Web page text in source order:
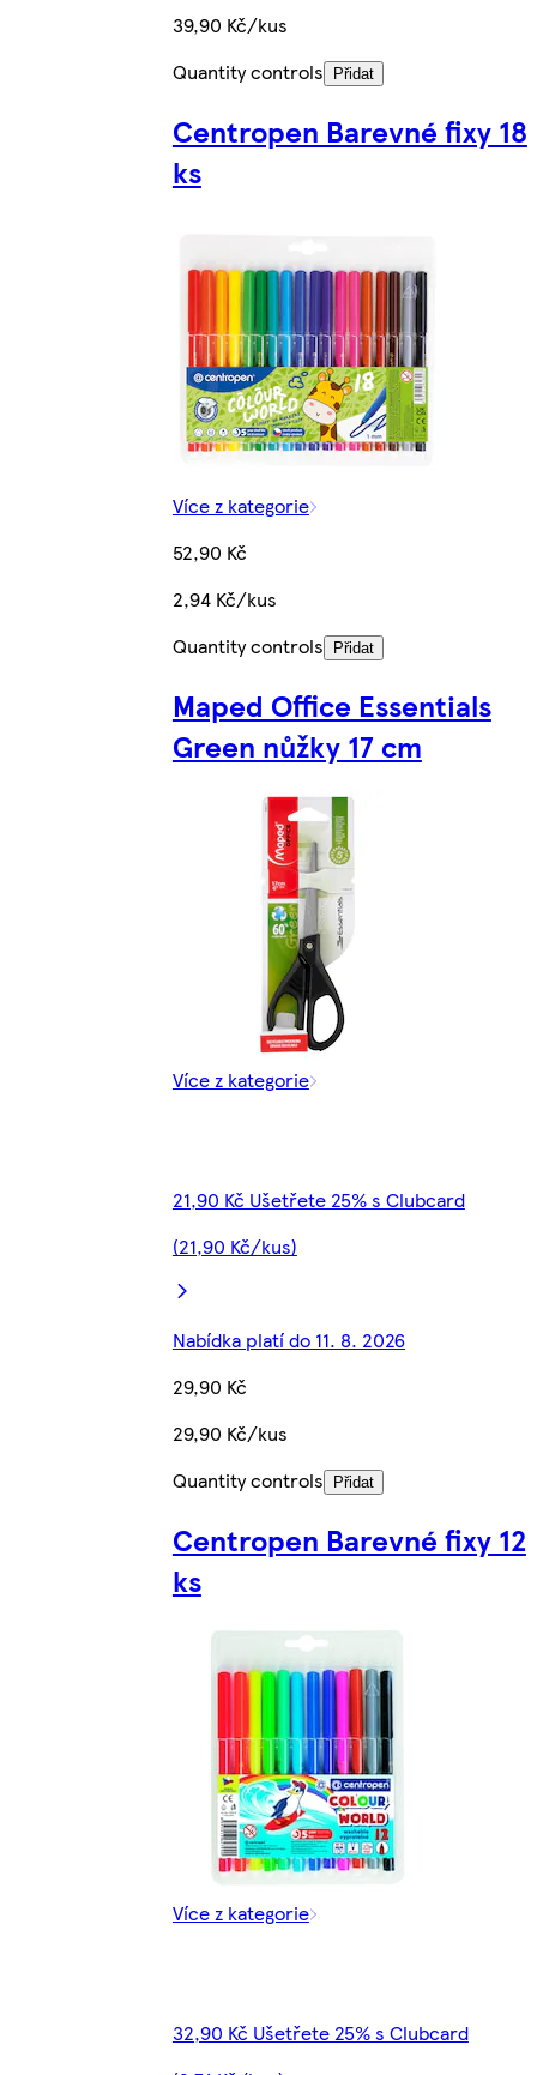
39,90 Kč/kus
Quantity controls
Přidat
Centropen Barevné fixy 18
ks
Více z kategorie
52,90 Kč
2,94 Kč/kus
Quantity controls
Přidat
Maped Office Essentials
Green nůžky 17 cm
Více z kategorie
21,90 Kč Ušetřete 25% s Clubcard
(21,90 Kč/kus)
Nabídka platí do 11. 8. 2026
29,90 Kč
29,90 Kč/kus
Quantity controls
Přidat
Centropen Barevné fixy 12
ks
Více z kategorie
32,90 Kč Ušetřete 25% s Clubcard